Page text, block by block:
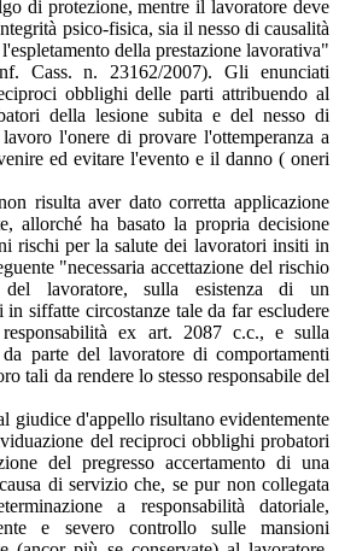
di protezione, mentre il lavoratore deve
psico-fisica, sia il nesso di causalità
della prestazione lavorativa"
Cass. n. 23162/2007). Gli enunciati
obblighi delle parti attribuendo al
della lesione subita e del nesso di
l'onere di provare l'ottemperanza a
ed evitare l'evento e il danno ( oneri
risulta aver dato corretta applicazione
allorché ha basato la propria decisione
rischi per la salute dei lavoratori insiti in
"necessaria accettazione del rischio
lavoratore, sulla esistenza di un
siffatte circostanze tale da far escludere
ex art. 2087 c.c., e sulla
da parte del lavoratore di comportamenti
tali da rendere lo stesso responsabile del
giudice d'appello risultano evidentemente
del reciproci obblighi probatori
del pregresso accertamento di una
di servizio che, se pur non collegata
a responsabilità datoriale,
e severo controllo sulle mansioni